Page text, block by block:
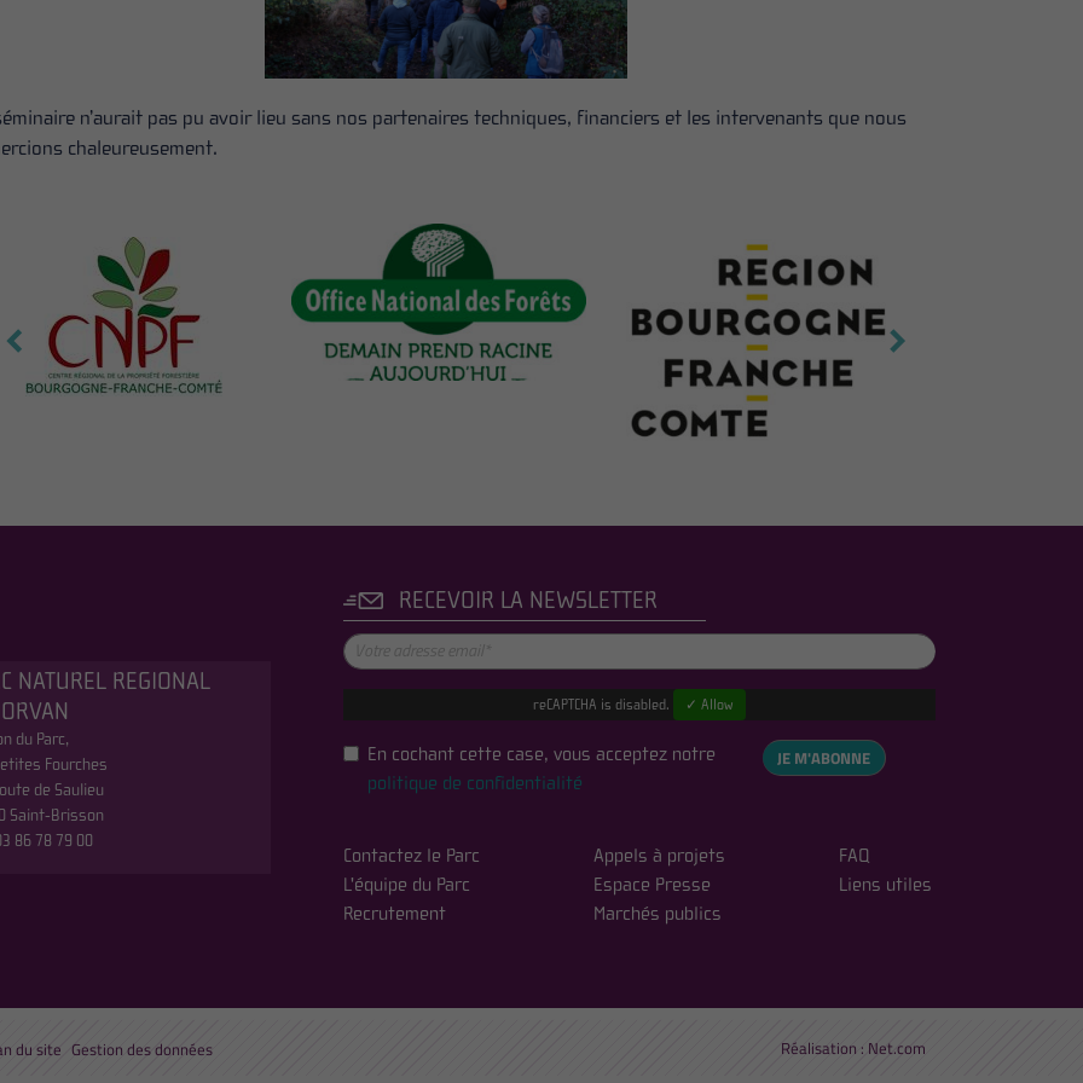
n’aurait pas pu avoir lieu sans nos partenaires techniques, financiers et les intervenants que nous
chaleureusement.
NATUREL REGIONAL
du Parc,
Fourches
de Saulieu
Saint-Brisson
86 78 79 00
RECEVOIR LA NEWSLETTER
reCAPTCHA is disabled. ✓ Allow
En cochant cette case, vous acceptez notre
politique de confidentialité
JE M'ABONNE
Contactez le Parc
L'équipe du Parc
Recrutement
Appels à projets
Espace Presse
Marchés publics
FAQ
Liens utiles
du site Réalisation : Net.com
Gestion des données